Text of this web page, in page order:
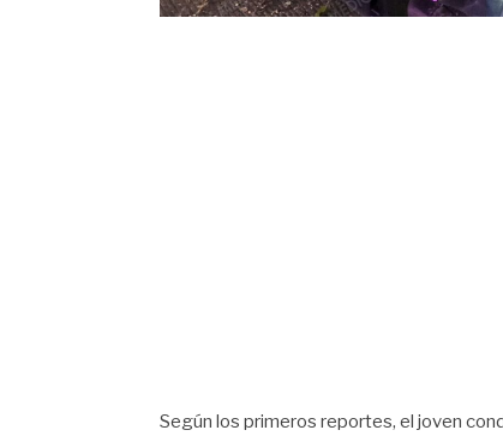
Según los primeros reportes, el joven